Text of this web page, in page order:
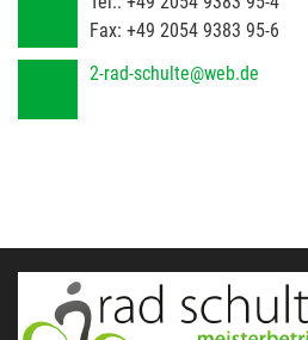
Fax: +49 2054 9383 95-6
2-rad-schulte@web.de